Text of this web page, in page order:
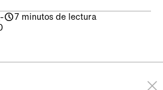
-
7 minutos de lectura